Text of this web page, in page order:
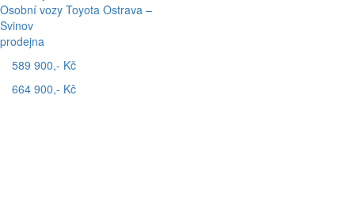
Osobní vozy Toyota Ostrava –
Svinov
prodejna
589 900,- Kč
664 900,- Kč